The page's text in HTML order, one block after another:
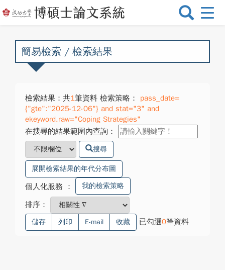
選
換
簡易檢索 / 檢索結果
檢索結果：共1筆資料 檢索策略：
pass_date=
{"gte":"2025-12-06"} and stat="3" and
ekeyword.raw="Coping Strategies"
在搜尋的結果範圍內查詢：
搜尋
展開檢索結果的年代分布圖
個人化服務 ： 我的檢索策略
排序：
儲存 列印 E-mail 收藏 已勾選0筆資料